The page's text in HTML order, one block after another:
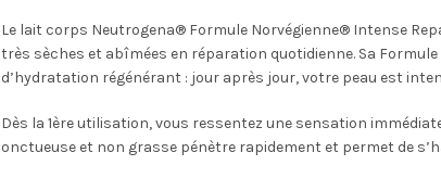
Le lait corps Neutrogena® Formule Norvégienne® Intense
très sèches et abîmées en réparation quotidienne. Sa
d’hydratation régénérant : jour après jour, votre peau est
Dès la 1ère utilisation, vous ressentez une sensation
onctueuse et non grasse pénètre rapidement et permet de